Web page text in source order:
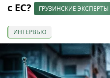
с ЕС?
ГРУЗИНСКИЕ ЭКСПЕРТЫ
ИНТЕРВЬЮ